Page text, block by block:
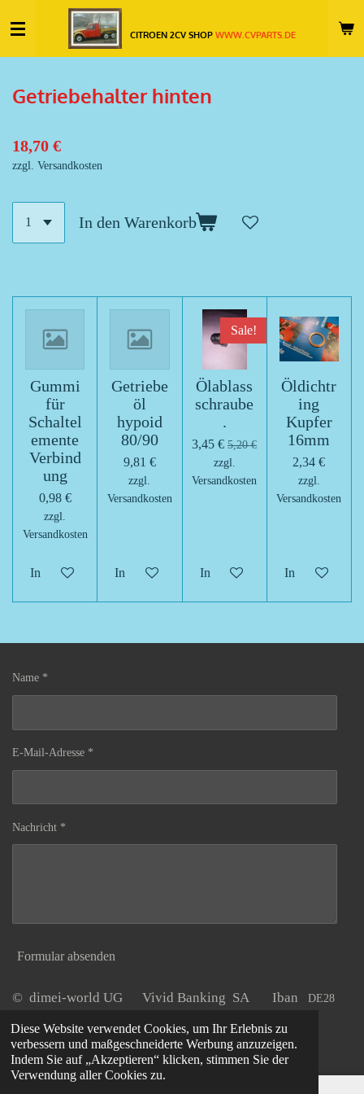
Diese Website verwendet Cookies, um Ihr Erlebnis zu
verbessern und maßgeschneiderte Werbung anzuzeigen.
Indem Sie auf „Akzeptieren“ klicken, stimmen Sie der
Verwendung aller Cookies zu.
Hauptinhalt
springen
CITROEN 2CV SHOPWWW.CVPARTS.DE
Getriebehalter hinten
18,70 €
zzgl. Versandkosten
In den Warenkorb
Gummi
für
Schaltel
emente
Verbind
ung
0,98 €
zzgl.
Versandkosten
In den Warenkorb
Getriebe
öl
hypoid
80/90
9,81 €
zzgl.
Versandkosten
In den Warenkorb
Sale!
Ölablass
schraube
.
3,45 € 5,20 €
zzgl.
Versandkosten
In den Warenkorb
Öldichtr
ing
Kupfer
16mm
2,34 €
zzgl.
Versandkosten
In den
Name *
E-Mail-Adresse *
Nachricht *
Formular absenden
© dimei-world UG Vivid Banking SA Iban
DE28
6803699